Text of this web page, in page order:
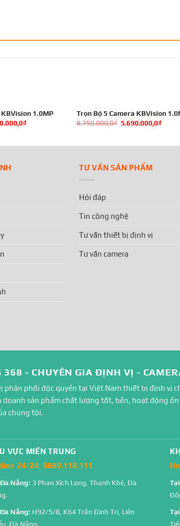
1.0MP
₫
Trọn Bộ 5 Camera KBVision
8.750.000,0₫ 5.690.000,0₫
TƯ VẤN SẢN PHẨM
Hỏi đáp
Tin công nghệ
Tư vấn thiết bị định vị
Tư vấn camera
368 - CHUYÊN GIA ĐỊNH VỊ -
phân phối độc quyền tại Việt Nam thiết bị định vị
doanh sản phẩm chất lượng tốt, bền, hoạt động
chúng tôi.
VỰC MIỀN TRUNG
24/24: 0889.118.111
Nẵng: 3 Phan Xích Long, Thanh Khê, Đà
Nẵng: H92/5/8, K64 Trần Đình Tri, Liên
Đà Nẵng.